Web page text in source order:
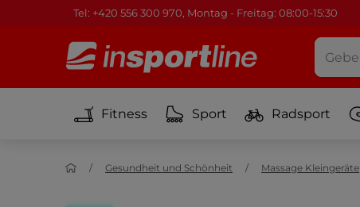
Tel: +420 556 300 970, Montag - Freitag: 08:00-15:30
Fitness Sport Radsport
Gesundheit und Schönheit Massage Kleingeräte